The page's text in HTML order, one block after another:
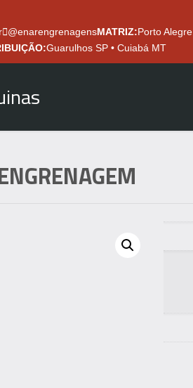
@enarengrenagensMATRIZ:Porto
Guarulhos SP • Cuiabá MT